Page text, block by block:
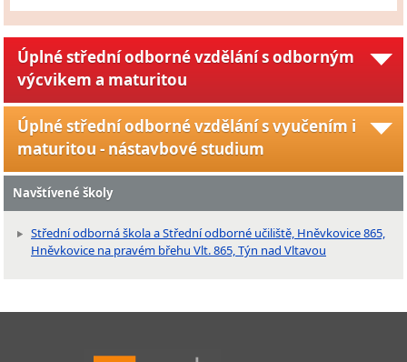
Úplné střední odborné vzdělání s odborným
výcvikem a maturitou
Úplné střední odborné vzdělání s vyučením i
maturitou - nástavbové studium
Navštívené školy
Střední odborná škola a Střední odborné učiliště, Hněvkovice 865,
Hněvkovice na pravém břehu Vlt. 865, Týn nad Vltavou